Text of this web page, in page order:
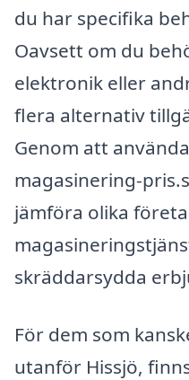
du har specifika
Oavsett om du
elektronik eller
flera alternativ
Genom att
magasinering-
jämföra olika
skräddarsydda
För dem som
utanför Hissjö,